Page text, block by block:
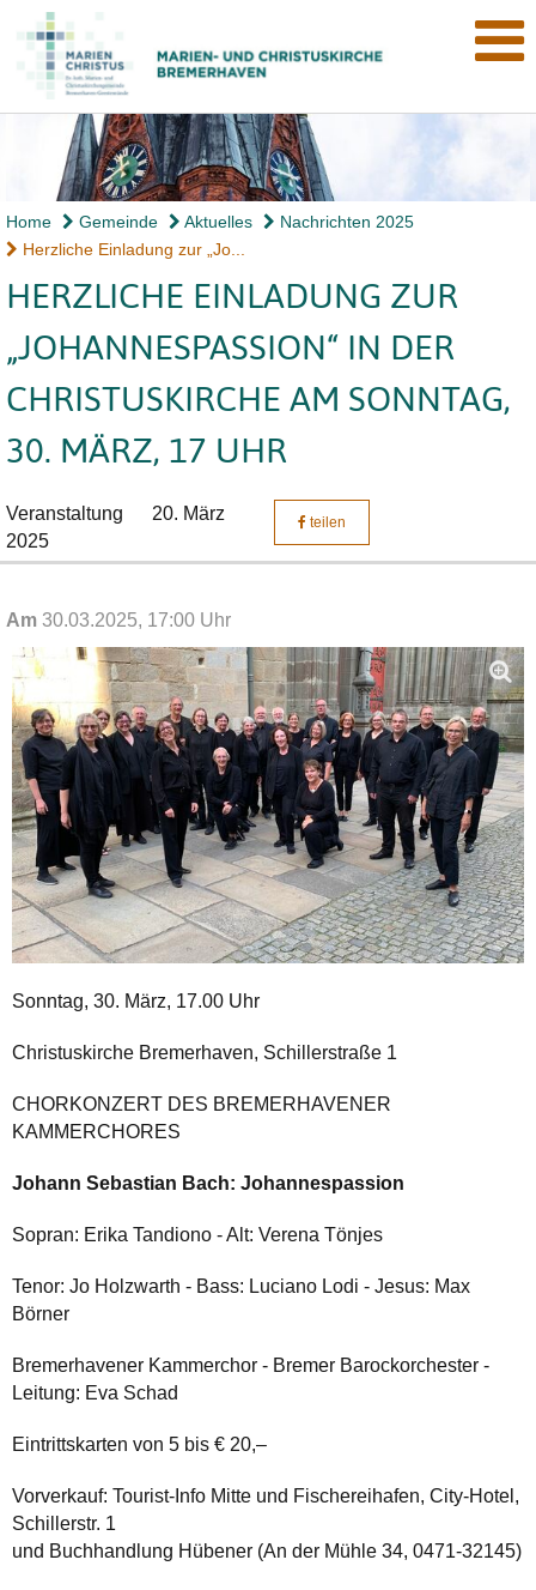
Home Gemeinde Aktuelles
Nachrichten 2025
Herzliche Einladung zur „Jo...
HERZLICHE EINLADUNG ZUR
„JOHANNESPASSION“ IN DER
CHRISTUSKIRCHE AM SONNTAG,
30. MÄRZ, 17 UHR
Veranstaltung
20. März
2025
teilen
Am 30.03.2025, 17:00 Uhr
Sonntag, 30. März, 17.00 Uhr
Christuskirche Bremerhaven, Schillerstraße 1
CHORKONZERT DES BREMERHAVENER
KAMMERCHORES
Johann Sebastian Bach: Johannespassion
Sopran: Erika Tandiono - Alt: Verena Tönjes
Tenor: Jo Holzwarth - Bass: Luciano Lodi - Jesus: Max
Börner
Bremerhavener Kammerchor - Bremer Barockorchester -
Leitung: Eva Schad
Eintrittskarten von 5 bis € 20,–
Vorverkauf: Tourist-Info Mitte und Fischereihafen, City-Hotel,
Schillerstr. 1
und Buchhandlung Hübener (An der Mühle 34, 0471-32145)